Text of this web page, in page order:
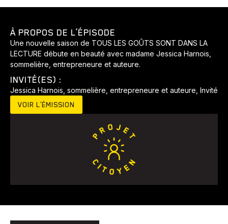
Bingo Communauté
À PROPOS DE L’ÉPISODE
Une nouvelle saison de TOUS LES GOÛTS SONT DANS LA
LECTURE débute en beauté avec madame Jessica Harnois,
sommelière, entrepreneure et auteure.
INVITÉ(ES) :
Jessica Harnois, sommelière, entrepreneure et auteure, Invité
VOIR L’ÉMISSION